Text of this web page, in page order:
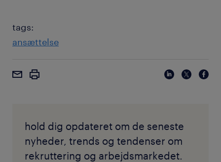
tags:
ansættelse
hold dig opdateret om de seneste
nyheder, trends og tendenser om
rekruttering og arbejdsmarkedet.